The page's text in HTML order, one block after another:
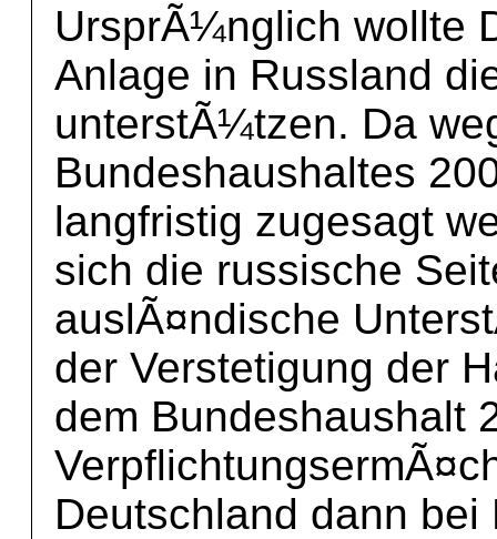
UrsprÃ¼nglich wollte
Anlage in Russland
unterstÃ¼tzen. Da
Bundeshaushaltes
langfristig zugesagt
sich die russische
auslÃ¤ndische
der Verstetigung der
dem Bundeshaushalt
Deutschland dann